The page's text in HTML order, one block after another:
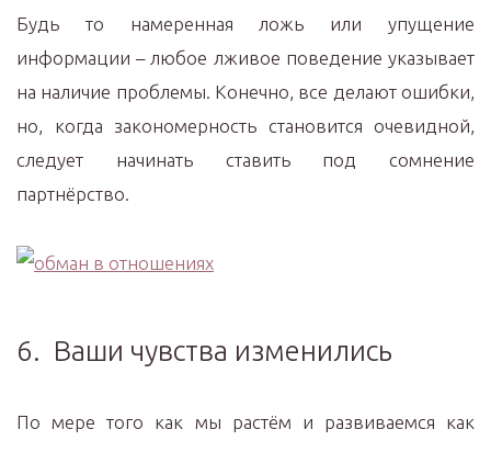
Будь то намеренная ложь или упущение
информации – любое лживое поведение указывает
на наличие проблемы. Конечно, все делают ошибки,
но, когда закономерность становится очевидной,
следует начинать ставить под сомнение
партнёрство.
6. Ваши чувства изменились
По мере того как мы растём и развиваемся как